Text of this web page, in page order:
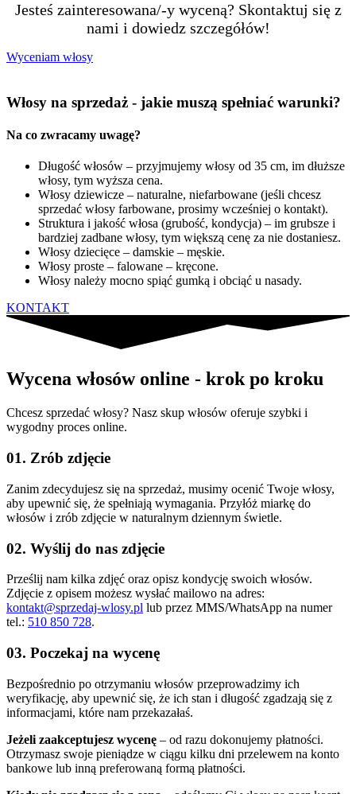
Jesteś zainteresowana/-y wyceną? Skontaktuj się z
nami i dowiedz szczegółów!
Wyceniam włosy
Włosy na sprzedaż - jakie muszą spełniać warunki?
Na co zwracamy uwagę?
Długość włosów – przyjmujemy włosy od 35 cm, im dłuższe
włosy, tym wyższa cena.
Włosy dziewicze – naturalne, niefarbowane (jeśli chcesz
sprzedać włosy farbowane, prosimy wcześniej o kontakt).
Struktura i jakość włosa (grubość, kondycja) – im grubsze i
bardziej zadbane włosy, tym większą cenę za nie dostaniesz.
Włosy dziecięce – damskie – męskie.
Włosy proste – falowane – kręcone.
Włosy należy mocno spiąć gumką i obciąć u nasady.
KONTAKT
Wycena włosów online - krok po kroku
Chcesz sprzedać włosy? Nasz skup włosów oferuje szybki i
wygodny proces online.
01. Zrób zdjęcie
Zanim zdecydujesz się na sprzedaż, musimy ocenić Twoje włosy,
aby upewnić się, że spełniają wymagania. Przyłóż miarkę do
włosów i zrób zdjęcie w naturalnym dziennym świetle.
02. Wyślij do nas zdjęcie
Prześlij nam kilka zdjęć oraz opisz kondycję swoich włosów.
Zdjęcie z opisem możesz wysłać mailowo na adres:
kontakt@sprzedaj-wlosy.pl lub przez MMS/WhatsApp na numer
tel.: 510 850 728.
03. Poczekaj na wycenę
Bezpośrednio po otrzymaniu włosów przeprowadzimy ich
weryfikację, aby upewnić się, że ich stan i długość zgadzają się z
informacjami, które nam przekazałaś.
Jeżeli zaakceptujesz wycenę – od razu dokonujemy płatności.
Otrzymasz swoje pieniądze w ciągu kilku dni przelewem na konto
bankowe lub inną preferowaną formą płatności.